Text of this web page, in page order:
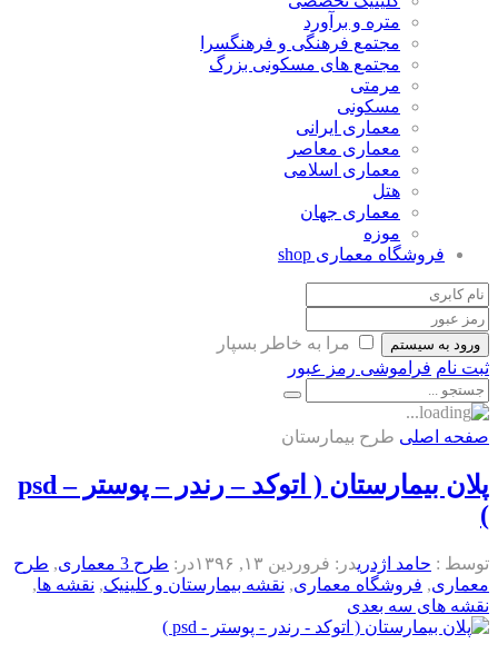
متره و برآورد
مجتمع فرهنگی و فرهنگسرا
مجتمع های مسکونی بزرگ
مرمتی
مسکونی
معماری ایرانی
معماری معاصر
معماری اسلامی
هتل
معماری جهان
موزه
فروشگاه معماری shop
ورود به سیستم
مرا به خاطر بسپار
ثبت نام فراموشی رمز عبور
صفحه اصلی طرح بیمارستان
پلان بیمارستان ( اتوکد – رندر – پوستر – psd
)
توسط : حامد اژدریدر: فروردین ۱۳, ۱۳۹۶ در: طرح 3 معماری , طرح
معماری, فروشگاه معماری, نقشه بیمارستان و کلینیک, نقشه ها,
نقشه های سه بعدی